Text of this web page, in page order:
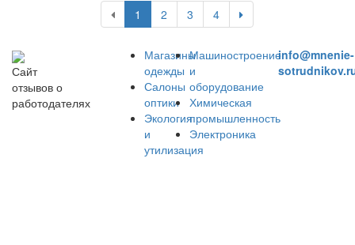
1 2 3 4
Сайт
отзывов о
работодателях
Магазины
одежды
Салоны
оптики
Экология
и
утилизация
Машиностроение
и
оборудование
Химическая
промышленность
Электроника
info@mnenie-